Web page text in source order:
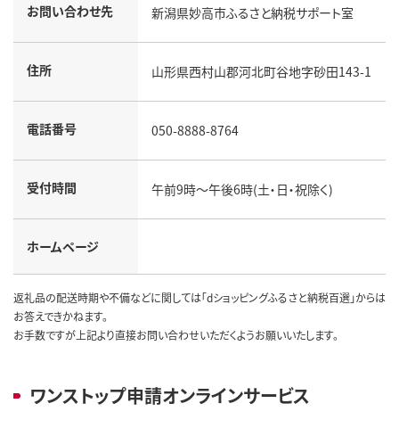
お問い合わせ先 新潟県妙高市ふるさと納税サポート室
住所 山形県西村山郡河北町谷地字砂田143-1
電話番号 050-8888-8764
受付時間 午前9時～午後6時(土・日・祝除く)
ホームページ
返礼品の配送時期や不備などに関しては「dショッピングふるさと納税百選」からは
お答えできかねます。
お手数ですが上記より直接お問い合わせいただくようお願いいたします。
ワンストップ申請オンラインサービス